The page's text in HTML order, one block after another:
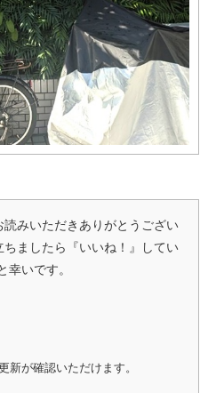
みいただきありがとうござい
ちましたら『いいね！』してい
幸いです。
が確認いただけます。